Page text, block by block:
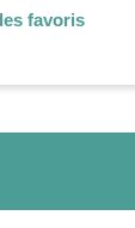
favoris